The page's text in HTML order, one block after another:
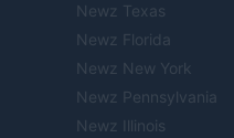
Newz Texas
Newz Florida
Newz New York
Newz Pennsylvania
Newz Illinois